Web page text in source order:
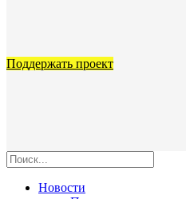
Поддержать проект
Новости